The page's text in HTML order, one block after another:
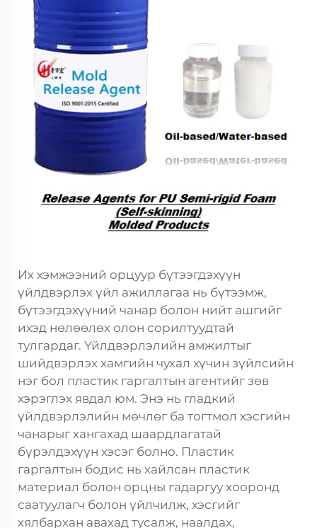
Их хэмжээний орцуур бүтээгдэхүүн
үйлдвэрлэх үйл ажиллагаа нь бүтээмж,
бүтээгдэхүүний чанар болон нийт ашгийг
ихэд нөлөөлөх олон сорилтуудтай
тулгардаг. Үйлдвэрлэлийн амжилтыг
шийдвэрлэх хамгийн чухал хүчин зүйлсийн
нэг бол пластик гаргалтын агентийг зөв
хэрэглэх явдал юм. Энэ нь гладкий
үйлдвэрлэлийн мөчлөг ба тогтмол хэсгийн
чанарыг хангахад шаардлагатай
бүрэлдэхүүн хэсэг болно. Пластик
гаргалтын бодис нь хайлсан пластик
материал болон орцны гадаргуу хооронд
саатуулагч болон үйлчилж, хэсгийг
хялбархан авахад тусалж, наалдах,